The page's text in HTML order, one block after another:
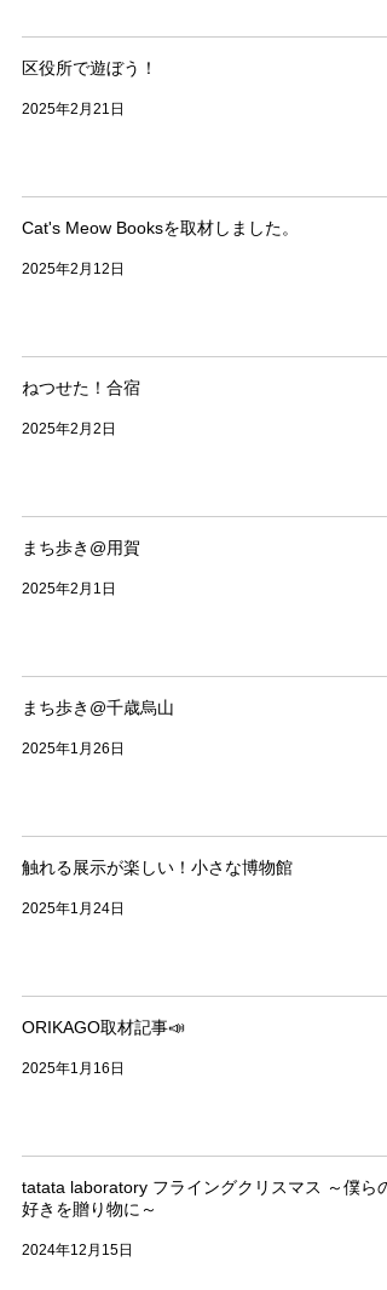
区役所で遊ぼう！
2025年2月21日
Cat's Meow Booksを取材しました。
2025年2月12日
ねつせた！合宿
2025年2月2日
まち歩き@用賀
2025年2月1日
まち歩き@千歳烏山
2025年1月26日
触れる展示が楽しい！小さな博物館
2025年1月24日
ORIKAGO取材記事📣
2025年1月16日
tatata laboratory フライングクリスマス ～僕らの
好きを贈り物に～
2024年12月15日